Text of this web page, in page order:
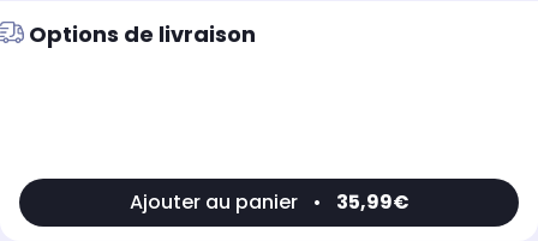
Options de livraison
Ajouter au panier • 35,99€